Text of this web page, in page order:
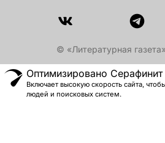
© «Литературная
Оптимизировано
Включает высокую скорость сайта,
людей и поисковых систем.